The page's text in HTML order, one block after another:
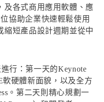
及各式商用應用軟體、應
協助企業快速輕鬆使用
縮短產品設計週期並從中
行：第一天的Keynote
硬體新面貌，以及全方
。第二天則精心規劃一